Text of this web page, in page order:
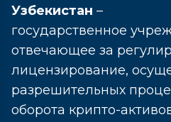
Узбекистан –
государственное
отвечающее за
лицензирование,
разрешительных
оборота крипто-